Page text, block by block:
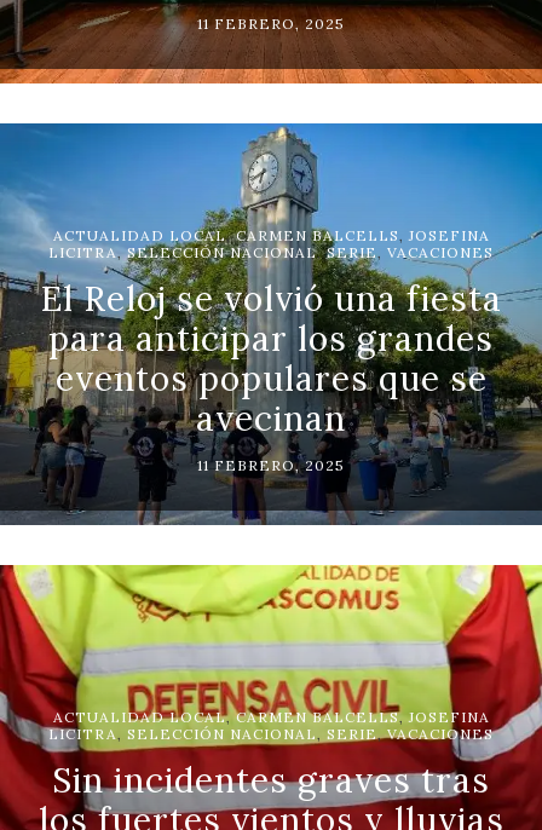
11 FEBRERO, 2025
ACTUALIDAD LOCAL,CARMEN BALCELLS
JOSEFINA
LICITRA,SELECCIÓN NACIONAL,SERIE , VACACIONES
El Reloj se volvió una fiesta
para anticipar los grandes
eventos populares que se
avecinan
11 FEBRERO, 2025
ACTUALIDAD LOCAL,CARMEN BALCELLS,JOSEFINA
LICITRA
SELECCIÓN NACIONAL SERIE ,VACACIONES
Sin incidentes graves tras
los fuertes vientos y lluvias